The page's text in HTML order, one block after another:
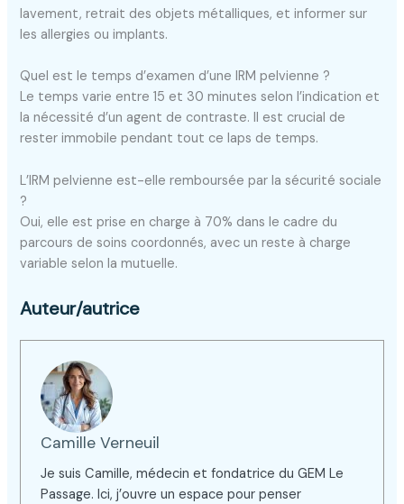
lavement, retrait des objets métalliques, et informer sur
les allergies ou implants.
Quel est le temps d’examen d’une IRM pelvienne ?
Le temps varie entre 15 et 30 minutes selon l’indication et
la nécessité d’un agent de contraste. Il est crucial de
rester immobile pendant tout ce laps de temps.
L’IRM pelvienne est-elle remboursée par la sécurité sociale
?
Oui, elle est prise en charge à 70% dans le cadre du
parcours de soins coordonnés, avec un reste à charge
variable selon la mutuelle.
Auteur/autrice
Camille Verneuil
Je suis Camille, médecin et fondatrice du GEM Le
Passage. Ici, j’ouvre un espace pour penser